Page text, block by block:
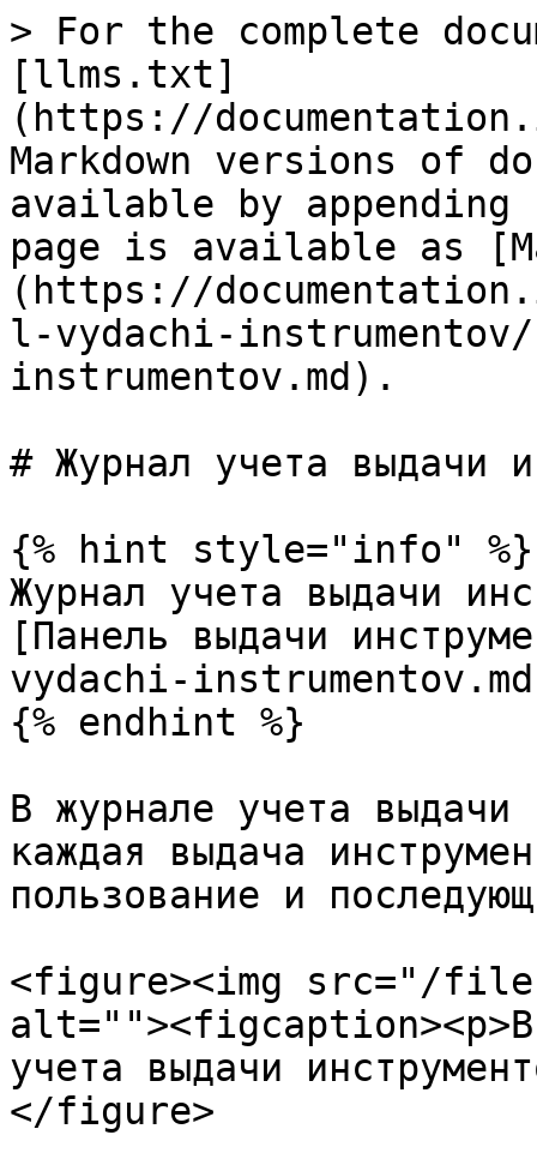
> For the complete
[llms.txt]
(https://
Markdown versions of
available by
page is available as
(https://
l-vydachi-
instrumentov.md).
# Журнал учета выдачи
{% hint style="info" %}
Журнал учета выдачи
[Панель выдачи
vydachi-
{% endhint %}
В журнале учета выдачи
каждая выдача
пользование и
<figure><img src="/files/
учета выдачи
</figure>